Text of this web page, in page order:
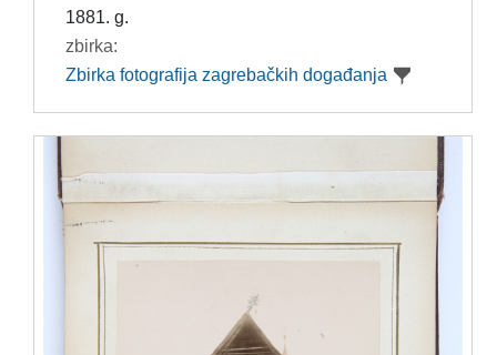
1881. g.
zbirka:
Zbirka fotografija zagrebačkih događanja